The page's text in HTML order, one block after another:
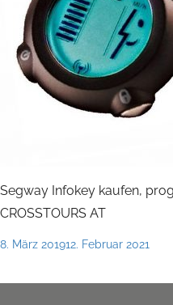
Segway Infokey kaufen,
CROSSTOURS AT
Posted
8. März 201912. Februar 2021